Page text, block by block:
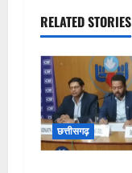
RELATED STORIES
छत्तीसगढ़